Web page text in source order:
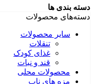
دسته بندی ها
دسته‌های محصولات
سایر محصولات
تنقلات
غذای کودک
قند و نبات
محصولات محلی
مزه های ناب